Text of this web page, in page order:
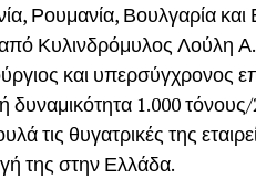
Ρουμανία, Βουλγαρία και
Κυλινδρόμυλος Λούλη
και υπερσύγχρονος
1.000
τις θυγατρικές της
της στην Ελλάδα.